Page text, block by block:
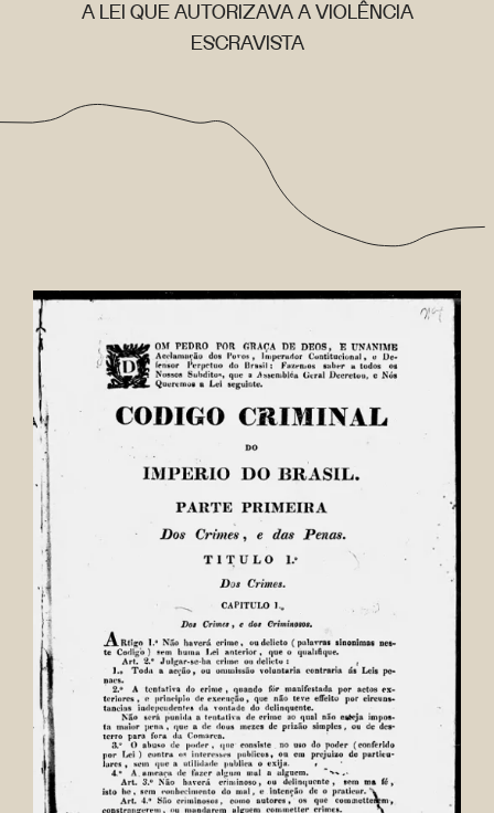
A LEI QUE AUTORIZAVA A VIOLÊNCIA
ESCRAVISTA